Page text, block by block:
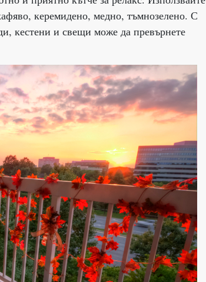
керемидено, медно, тъмнозелено. С
кестени и свещи може да превърнете